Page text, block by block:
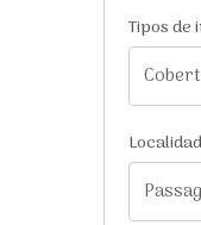
Tipos de